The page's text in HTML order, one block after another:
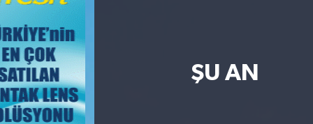
ŞU AN
Süper Lig Puan Durumu ve Fikstür
Tüm Manşetler
Son Dakika Haberleri
Haber Arşivi